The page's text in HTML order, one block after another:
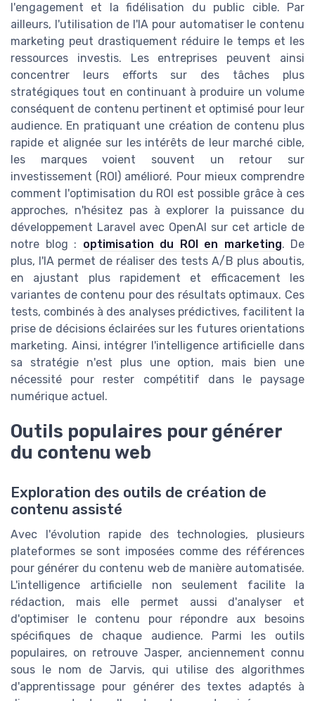
l'engagement et la fidélisation du public cible. Par
ailleurs, l'utilisation de l'IA pour automatiser le contenu
marketing peut drastiquement réduire le temps et les
ressources investis. Les entreprises peuvent ainsi
concentrer leurs efforts sur des tâches plus
stratégiques tout en continuant à produire un volume
conséquent de contenu pertinent et optimisé pour leur
audience. En pratiquant une création de contenu plus
rapide et alignée sur les intérêts de leur marché cible,
les marques voient souvent un retour sur
investissement (ROI) amélioré. Pour mieux comprendre
comment l'optimisation du ROI est possible grâce à ces
approches, n'hésitez pas à explorer la puissance du
développement Laravel avec OpenAI sur cet article de
notre blog : optimisation du ROI en marketing. De
plus, l'IA permet de réaliser des tests A/B plus aboutis,
en ajustant plus rapidement et efficacement les
variantes de contenu pour des résultats optimaux. Ces
tests, combinés à des analyses prédictives, facilitent la
prise de décisions éclairées sur les futures orientations
marketing. Ainsi, intégrer l'intelligence artificielle dans
sa stratégie n'est plus une option, mais bien une
nécessité pour rester compétitif dans le paysage
numérique actuel.
Outils populaires pour générer
du contenu web
Exploration des outils de création de
contenu assisté
Avec l'évolution rapide des technologies, plusieurs
plateformes se sont imposées comme des références
pour générer du contenu web de manière automatisée.
L'intelligence artificielle non seulement facilite la
rédaction, mais elle permet aussi d'analyser et
d'optimiser le contenu pour répondre aux besoins
spécifiques de chaque audience. Parmi les outils
populaires, on retrouve Jasper, anciennement connu
sous le nom de Jarvis, qui utilise des algorithmes
d'apprentissage pour générer des textes adaptés à